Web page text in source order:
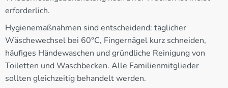
erforderlich.
Hygienemaßnahmen sind entscheidend: täglicher
Wäschewechsel bei 60°C, Fingernägel kurz schneiden,
häufiges Händewaschen und gründliche Reinigung von
Toiletten und Waschbecken. Alle Familienmitglieder
sollten gleichzeitig behandelt werden.